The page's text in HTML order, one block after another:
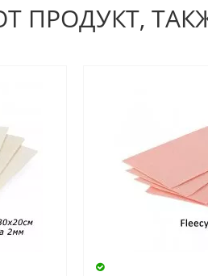
ПРОДУКТ,